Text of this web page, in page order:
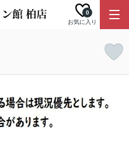
お気に入り
0